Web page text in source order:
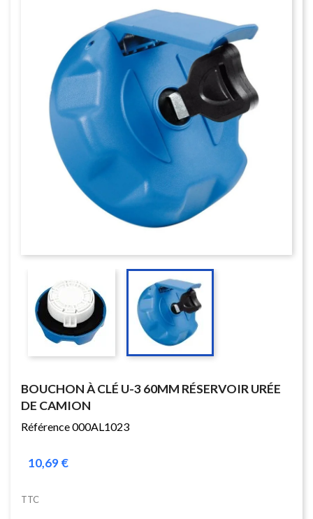
BOUCHON À CLÉ U-3 60MM RÉSERVOIR URÉE
DE CAMION
Référence 000AL1023
10,69 €
TTC